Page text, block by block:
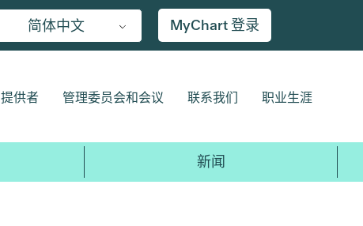
简体中文 MyChart 登录
提供者 管理委员会和会议 联系我们 职业生涯
新闻